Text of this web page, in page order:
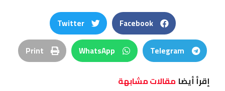
Facebook
Twitter
Telegram
WhatsApp
Print
إقرأ أيضا مقالات مشابهة